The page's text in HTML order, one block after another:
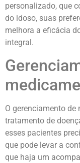
personalizado, que
do idoso, suas
melhora a eficácia
integral.
O gerenciamento
tratamento de
esses pacientes
que pode levar a
que haja um